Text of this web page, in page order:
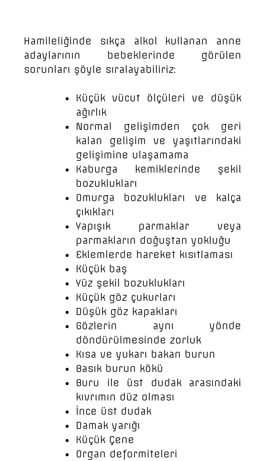
Hamileliğinde sıkça alkol kullanan anne
adaylarının bebeklerinde görülen
sorunları şöyle sıralayabiliriz:
Küçük vücut ölçüleri ve düşük
ağırlık
Normal gelişimden çok geri
kalan gelişim ve yaşıtlarındaki
gelişimine ulaşamama
Kaburga kemiklerinde şekil
bozuklukları
Omurga bozuklukları ve kalça
çıkıkları
Yapışık parmaklar veya
parmakların doğuştan yokluğu
Eklemlerde hareket kısıtlaması
Küçük baş
Yüz şekil bozuklukları
Küçük göz çukurları
Düşük göz kapakları
Gözlerin aynı yönde
döndürülmesinde zorluk
Kısa ve yukarı bakan burun
Basık burun kökü
Buru ile üst dudak arasındaki
kıvrımın düz olması
İnce üst dudak
Damak yarığı
Küçük Çene
Organ deformiteleri